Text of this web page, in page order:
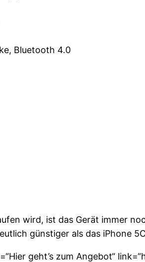
Bluetooth 4.0
wird, ist das Gerät immer
günstiger als das iPhone
geht’s zum Angebot“